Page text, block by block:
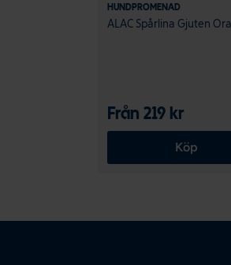
HUNDPROMENAD
ALAC Spårlina Gjuten
Från 219 kr
Köp